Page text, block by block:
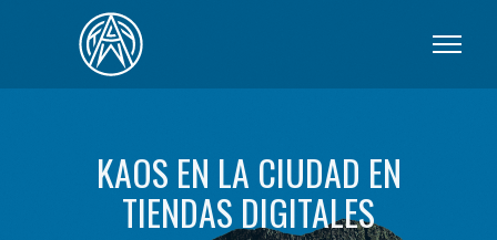
KAOS EN LA CIUDAD EN
TIENDAS DIGITALES